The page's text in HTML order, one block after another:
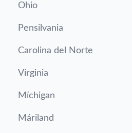
Ohio
Pensilvania
Carolina del Norte
Virginia
Míchigan
Máriland